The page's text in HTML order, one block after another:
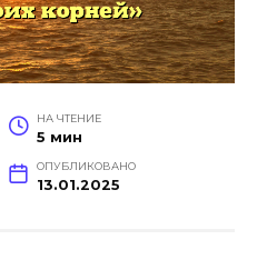
НА ЧТЕНИЕ
5 мин
ОПУБЛИКОВАНО
13.01.2025